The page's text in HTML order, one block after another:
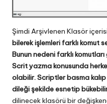
Şimdi Arşivlenen Klasör
bilerek işlemleri farklı komut
Bunun nedeni farklı
Scrit yazma konusunda
olabilir. Scriptler basma
dileği şekilde esnetip
dilinecek klasörü bir